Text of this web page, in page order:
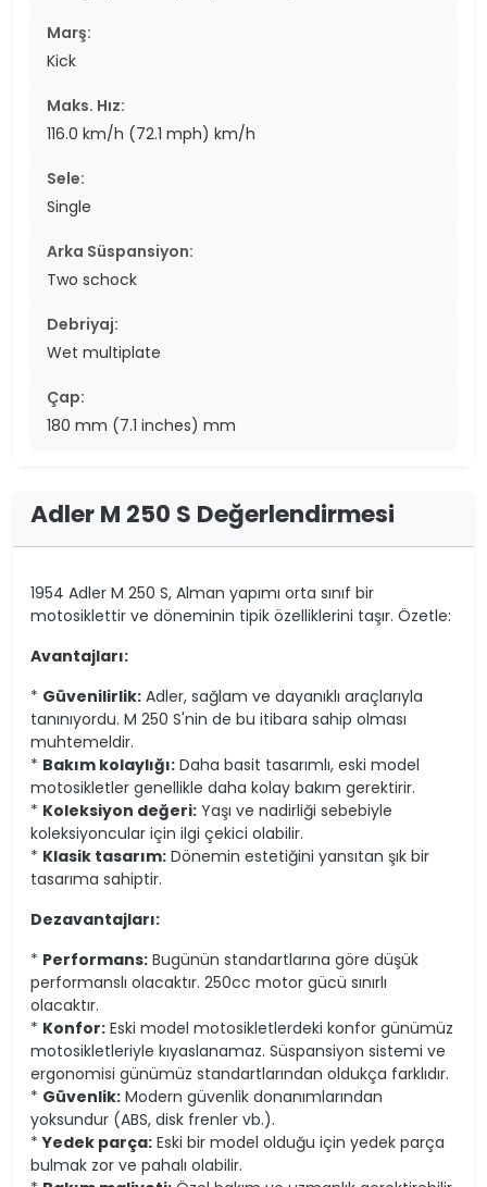
Marş:
Kick
Maks. Hız:
116.0 km/h (72.1 mph) km/h
Sele:
Single
Arka Süspansiyon:
Two schock
Debriyaj:
Wet multiplate
Çap:
180 mm (7.1 inches) mm
Adler M 250 S Değerlendirmesi
1954 Adler M 250 S, Alman yapımı orta sınıf bir
motosiklettir ve döneminin tipik özelliklerini taşır. Özetle:
Avantajları:
* Güvenilirlik: Adler, sağlam ve dayanıklı araçlarıyla
tanınıyordu. M 250 S'nin de bu itibara sahip olması
muhtemeldir.
* Bakım kolaylığı: Daha basit tasarımlı, eski model
motosikletler genellikle daha kolay bakım gerektirir.
* Koleksiyon değeri: Yaşı ve nadirliği sebebiyle
koleksiyoncular için ilgi çekici olabilir.
* Klasik tasarım: Dönemin estetiğini yansıtan şık bir
tasarıma sahiptir.
Dezavantajları:
* Performans: Bugünün standartlarına göre düşük
performanslı olacaktır. 250cc motor gücü sınırlı
olacaktır.
* Konfor: Eski model motosikletlerdeki konfor günümüz
motosikletleriyle kıyaslanamaz. Süspansiyon sistemi ve
ergonomisi günümüz standartlarından oldukça farklıdır.
* Güvenlik: Modern güvenlik donanımlarından
yoksundur (ABS, disk frenler vb.).
*Yedek parça: Eski bir model olduğu için yedek parça
bulmak zor ve pahalı olabilir.